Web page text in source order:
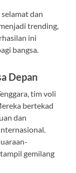
dan
trending,
ini
bangsa.
Depan
tim voli
bertekad
dan
gemilang